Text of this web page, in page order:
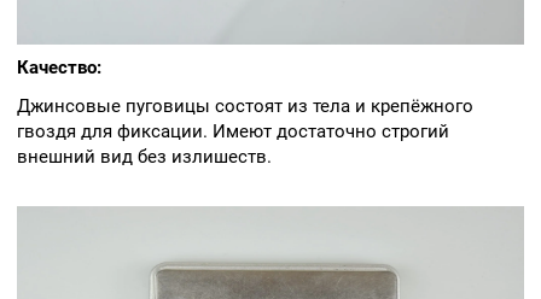
Качество:
Джинсовые пуговицы состоят из тела и крепёжного
гвоздя для фиксации. Имеют достаточно строгий
внешний вид без излишеств.